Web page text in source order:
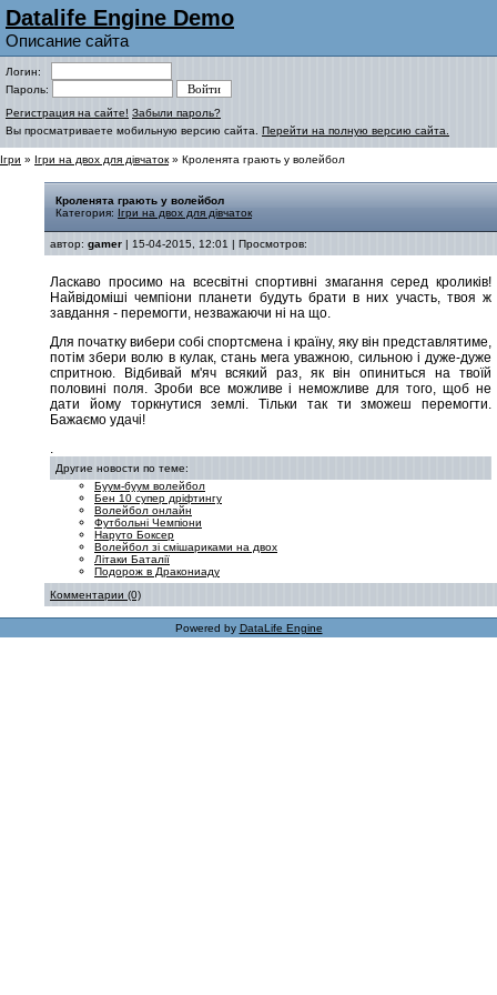
Datalife Engine Demo
Описание сайта
Логин:
Пароль:
Регистрация на сайте! Забыли пароль?
Вы просматриваете мобильную версию сайта. Перейти на полную версию сайта.
Ігри » Ігри на двох для дівчаток » Кроленята грають у волейбол
Кроленята грають у волейбол
Категория: Ігри на двох для дівчаток
автор: gamer | 15-04-2015, 12:01 | Просмотров:
Ласкаво просимо на всесвітні спортивні змагання серед кроликів!
Найвідоміші чемпіони планети будуть брати в них участь, твоя ж
завдання - перемогти, незважаючи ні на що.
Для початку вибери собі спортсмена і країну, яку він представлятиме,
потім збери волю в кулак, стань мега уважною, сильною і дуже-дуже
спритною. Відбивай м'яч всякий раз, як він опиниться на твоїй
половині поля. Зроби все можливе і неможливе для того, щоб не
дати йому торкнутися землі. Тільки так ти зможеш перемогти.
Бажаємо удачі!
.
Другие новости по теме:
Буум-буум волейбол
Бен 10 супер дріфтингу
Волейбол онлайн
Футбольні Чемпіони
Наруто Боксер
Волейбол зі смішариками на двох
Літаки Баталії
Подорож в Дракониаду
Комментарии (0)
Powered by DataLife Engine